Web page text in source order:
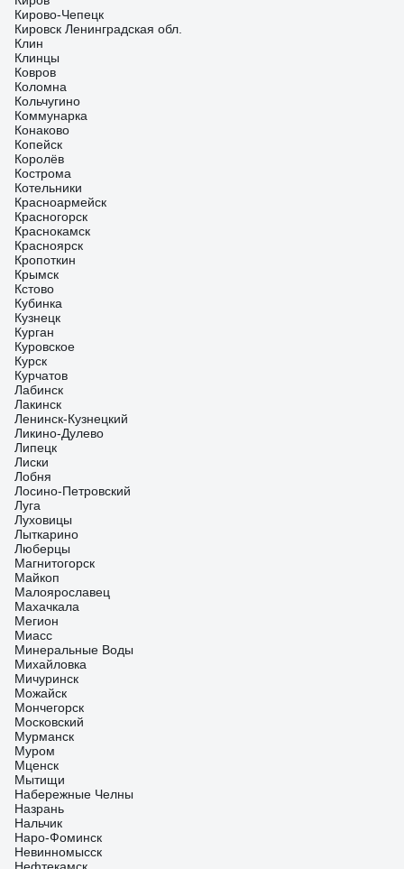
Кирово-Чепецк
Кировск Ленинградская обл.
Клин
Клинцы
Ковров
Коломна
Кольчугино
Коммунарка
Конаково
Копейск
Королёв
Кострома
Котельники
Красноармейск
Красногорск
Краснокамск
Красноярск
Кропоткин
Крымск
Кстово
Кубинка
Кузнецк
Курган
Куровское
Курск
Курчатов
Лабинск
Лакинск
Ленинск-Кузнецкий
Ликино-Дулево
Липецк
Лиски
Лобня
Лосино-Петровский
Луга
Луховицы
Лыткарино
Люберцы
Магнитогорск
Майкоп
Малоярославец
Махачкала
Мегион
Миасс
Минеральные Воды
Михайловка
Мичуринск
Можайск
Мончегорск
Московский
Мурманск
Муром
Мценск
Мытищи
Набережные Челны
Назрань
Нальчик
Наро-Фоминск
Невинномысск